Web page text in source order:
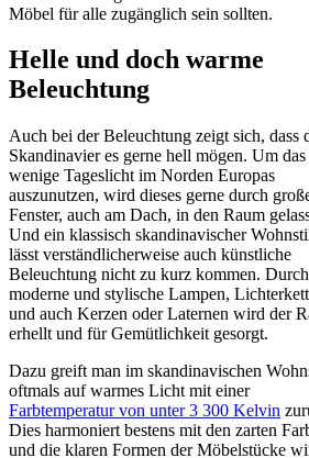
Möbel für alle zugänglich sein sollten.
Helle und doch warme
Beleuchtung
Auch bei der Beleuchtung zeigt sich, dass
Skandinavier es gerne hell mögen. Um das
wenige Tageslicht im Norden Europas
auszunutzen, wird dieses gerne durch
Fenster, auch am Dach, in den Raum
Und ein klassisch skandinavischer
lässt verständlicherweise auch künstliche
Beleuchtung nicht zu kurz kommen. Durch
moderne und stylische Lampen,
und auch Kerzen oder Laternen wird der
erhellt und für Gemütlichkeit gesorgt.
Dazu greift man im skandinavischen
oftmals auf warmes Licht mit einer
Farbtemperatur von unter 3 300 Kelvin
Dies harmoniert bestens mit den zarten
und die klaren Formen der Möbelstücke